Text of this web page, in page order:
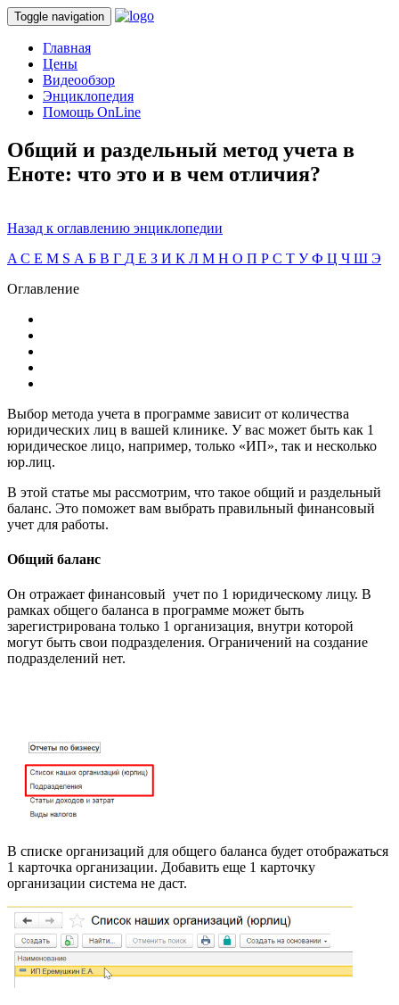
Toggle navigation
Главная
Цены
Видеообзор
Энциклопедия
Помощь OnLine
Общий и раздельный метод учета в
Еноте: что это и в чем отличия?
Назад к оглавлению энциклопедии
A C E M S А Б В Г Д Е З И К Л М Н О П Р С Т УФ Ц Ч Ш Э
Оглавление
Выбор метода учета в программе зависит от количества
юридических лиц в вашей клинике. У вас может быть как 1
юридическое лицо, например, только «ИП», так и несколько
юр.лиц.
В этой статье мы рассмотрим, что такое общий и раздельный
баланс. Это поможет вам выбрать правильный финансовый
учет для работы.
Общий баланс
Он отражает финансовый учет по 1 юридическому лицу. В
рамках общего баланса в программе может быть
зарегистрирована только 1 организация, внутри которой
могут быть свои подразделения. Ограничений на создание
подразделений нет.
В списке организаций для общего баланса будет отображаться
1 карточка организации. Добавить еще 1 карточку
организации система не даст.